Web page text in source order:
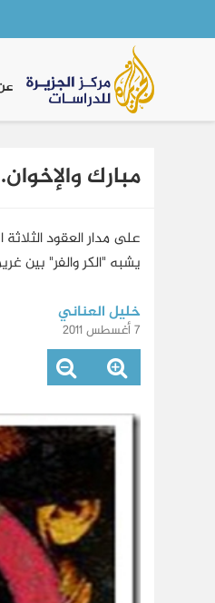
Main
navigation
مبارك
على مدار العقود
يشبه "الكر والفر" بين
خليل العناني
7 أغسطس 2011